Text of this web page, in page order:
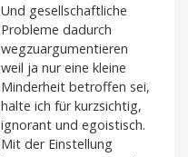
Und gesellschaftliche
Probleme dadurch
wegzuargumentieren
weil ja nur eine kleine
Minderheit betroffen sei,
halte ich für kurzsichtig,
ignorant und egoistisch.
Mit der Einstellung